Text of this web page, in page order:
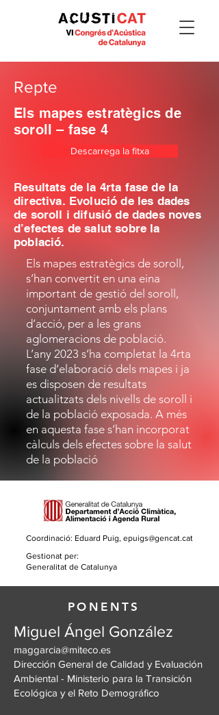
Repte
Els mapes estratègics de
soroll – fase 4
Descarrega la fitxa
Resultats de la 4rta fase de la
directiva. Evolució de les dades
de soroll i difusió de dades noves
d’efectes de salut sobre la
població.
Els mapes estratègics de soroll,
s’han convertit en una eina
important de gestió del soroll,
conjuntament amb els plans
d’acció, per a les grans
aglomeracions de població.
L’any 2023 s’ha completat la 4rta
fase d’elaboració dels mapes i ja
es disposen de resultats
actualitzats dels nivells de soroll i
de la població exposada. A més
en aquesta fase s’han incorporat
càlculs dels efectes sobre la salut
de la població
Coordinació: Eduard Puig, epuigs@gencat.cat
Gestionat per:
Generalitat de Catalunya
PONENTS
Miguel Ángel González
maggarcia@miteco.es
Dirección General de Calidad y Evaluación
Ambiental - Ministerio para la Transición
Ecológica y el Reto Demográfico